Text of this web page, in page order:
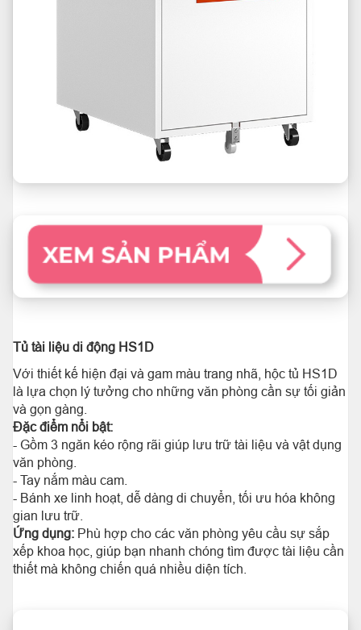
Tủ tài liệu di động HS1D
Với thiết kế hiện đại và gam màu trang nhã, hộc tủ HS1D
là lựa chọn lý tưởng cho những văn phòng cần sự tối giản
và gọn gàng.
Đặc điểm nổi bật:
- Gồm 3 ngăn kéo rộng rãi giúp lưu trữ tài liệu và vật dụng
văn phòng.
- Tay nắm màu cam.
- Bánh xe linh hoạt, dễ dàng di chuyển, tối ưu hóa không
gian lưu trữ.
Ứng dụng: Phù hợp cho các văn phòng yêu cầu sự sắp
xếp khoa học, giúp bạn nhanh chóng tìm được tài liệu cần
thiết mà không chiến quá nhiều diện tích.